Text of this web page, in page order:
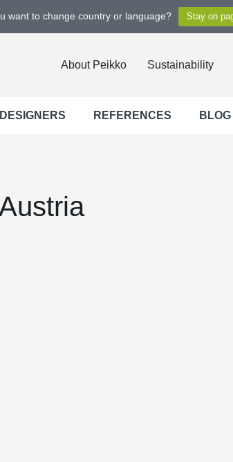
want to change country or language?
About Peikko Sustainability
REFERENCES BLOG